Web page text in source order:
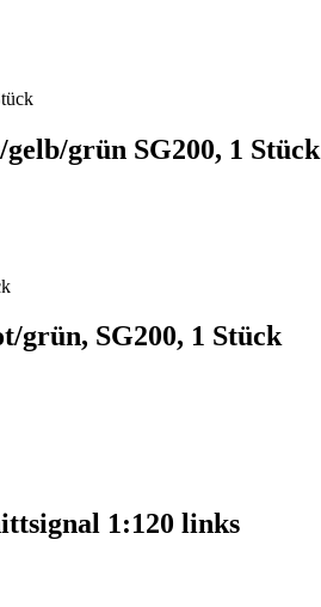
grün SG200, 1 Stück
grün, SG200, 1 Stück
1:120 links